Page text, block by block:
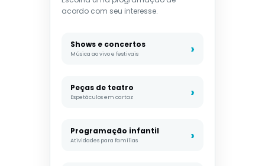
acordo com seu interesse.
Shows e concertos
Música ao vivo e festivais
Peças de teatro
Espetáculos em cartaz
Programação infantil
Atividades para famílias